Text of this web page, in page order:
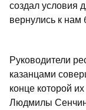
создал условия
вернулись к нам
Руководители
казанцами
конце которой
Людмилы